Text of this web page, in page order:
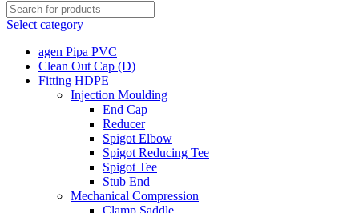
Select category
agen Pipa PVC
Clean Out Cap (D)
Fitting HDPE
Injection Moulding
End Cap
Reducer
Spigot Elbow
Spigot Reducing Tee
Spigot Tee
Stub End
Mechanical Compression
Clamp Saddle